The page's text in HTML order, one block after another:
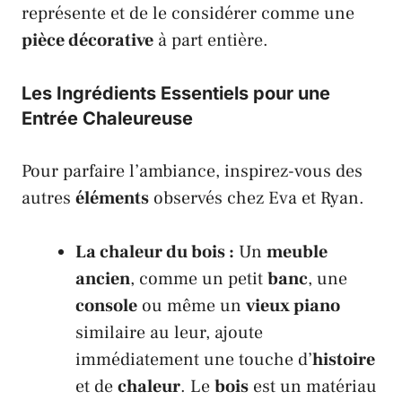
représente et de le considérer comme une
pièce décorative à part entière.
Les Ingrédients Essentiels pour une
Entrée Chaleureuse
Pour parfaire l’ambiance, inspirez-vous des
autres éléments observés chez Eva et Ryan.
La chaleur du bois : Un meuble
ancien, comme un petitbanc, une
console ou même un vieux piano
similaire au leur, ajoute
immédiatement une touche d’histoire
et dechaleur. Lebois est un matériau